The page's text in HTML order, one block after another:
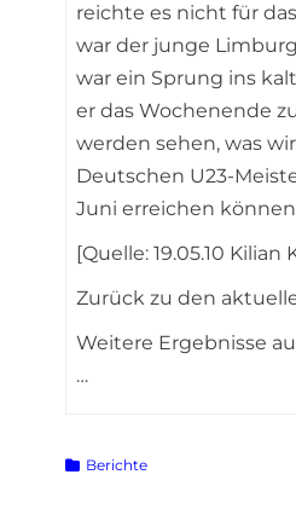
reichte es nicht für
war der junge
war ein Sprung ins
er das Wochenende
werden sehen, was
Deutschen U23-
Juni erreichen
[Quelle: 19.05.10 Kilian
Zurück zu den
Weitere Ergebnisse
…
Kategorien
Berichte